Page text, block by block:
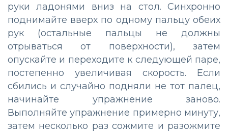
руки ладонями вниз на стол. Синхронно
поднимайте вверх по одному пальцу обеих
рук (остальные пальцы не должны
отрываться от поверхности), затем
опускайте и переходите к следующей паре,
постепенно увеличивая скорость. Если
сбились и случайно подняли не тот палец,
начинайте упражнение заново.
Выполняйте упражнение примерно минуту,
затем несколько раз сожмите и разожмите